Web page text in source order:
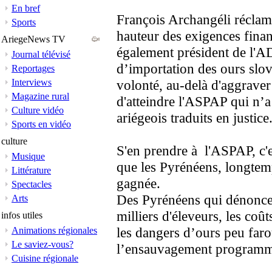
En bref
Sports
AriegeNews TV
Journal télévisé
Reportages
Interviews
Magazine rural
Culture vidéo
Sports en vidéo
culture
Musique
Littérature
Spectacles
Arts
infos utiles
Animations régionales
Le saviez-vous?
Cuisine régionale
François Archangéli
hauteur des exigences
également président de
d’importation des ours
volonté, au-delà
d'atteindre l'ASPAP qui
ariégeois traduits en justice.
S'en prendre à l'ASPAP,
que les Pyrénéens,
gagnée.
Des Pyrénéens qui
milliers d'éleveurs, les
les dangers d’ours peu
l’ensauvagement